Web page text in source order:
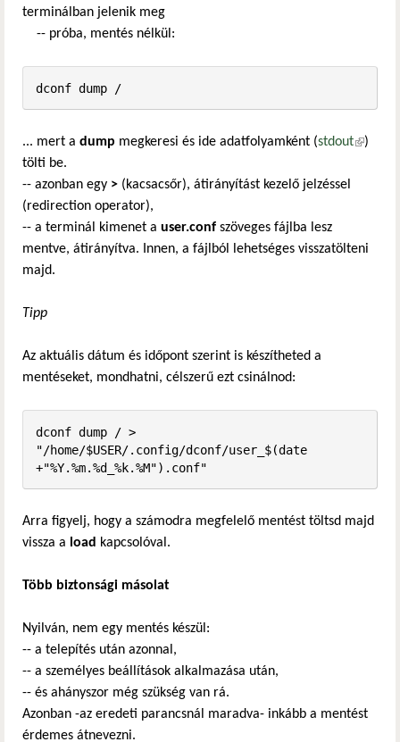
terminálban jelenik meg
-- próba, mentés nélkül:
dconf dump /
... mert a dump megkeresi és ide adatfolyamként (stdout(külső
)
tölti be.
-- azonban egy > (kacsacsőr), átirányítást kezelő jelzéssel
(redirection operator),
-- a terminál kimenet a user.conf szöveges fájlba lesz
mentve, átirányítva. Innen, a fájlból lehetséges visszatölteni
majd.
Tipp
Az aktuális dátum és időpont szerint is készítheted a
mentéseket, mondhatni, célszerű ezt csinálnod:
dconf dump / >
"/home/$USER/.config/dconf/user_$(date
+"%Y.%m.%d_%k.%M").conf"
Arra figyelj, hogy a számodra megfelelő mentést töltsd majd
vissza a load kapcsolóval.
Több biztonsági másolat
Nyilván, nem egy mentés készül:
-- a telepítés után azonnal,
-- a személyes beállítások alkalmazása után,
-- és ahányszor még szükség van rá.
Azonban -az eredeti parancsnál maradva- inkább a mentést
érdemes átnevezni.